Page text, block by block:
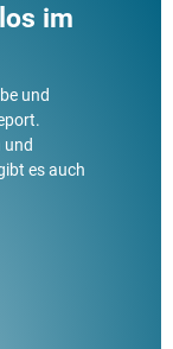
im
und
und
es auch